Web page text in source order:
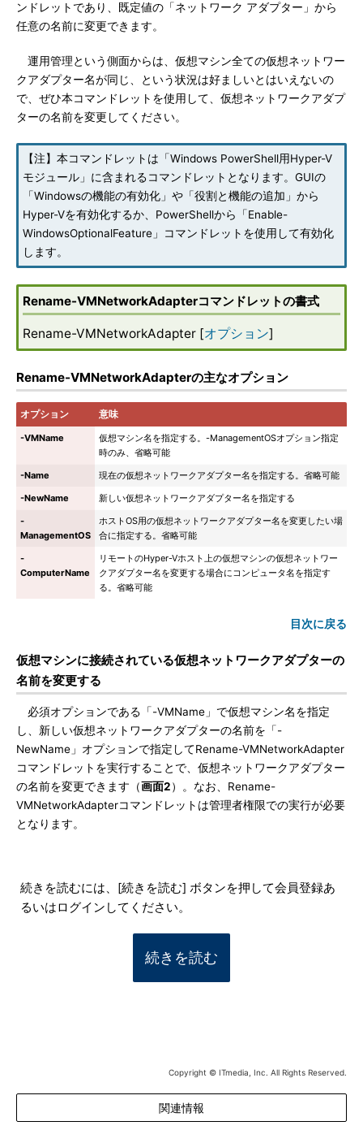
ンドレットであり、既定値の「ネットワーク アダプター」から
任意の名前に変更できます。
運用管理という側面からは、仮想マシン全ての仮想ネットワー
クアダプター名が同じ、という状況は好ましいとはいえないの
で、ぜひ本コマンドレットを使用して、仮想ネットワークアダプ
ターの名前を変更してください。
【注】本コマンドレットは「Windows PowerShell用Hyper-V
モジュール」に含まれるコマンドレットとなります。GUIの
「Windowsの機能の有効化」や「役割と機能の追加」から
Hyper-Vを有効化するか、PowerShellから「Enable-
WindowsOptionalFeature」コマンドレットを使用して有効化
します。
Rename-VMNetworkAdapterコマンドレットの書式
Rename-VMNetworkAdapter [オプション]
Rename-VMNetworkAdapterの主なオプション
オプション 意味
-VMName
仮想マシン名を指定する。-ManagementOSオプション指定
時のみ、省略可能
-Name
現在の仮想ネットワークアダプター名を指定する。省略可能
-NewName
新しい仮想ネットワークアダプター名を指定する
-
ManagementOS
ホストOS用の仮想ネットワークアダプター名を変更したい場
合に指定する。省略可能
-
ComputerName
リモートのHyper-Vホスト上の仮想マシンの仮想ネットワー
クアダプター名を変更する場合にコンピュータ名を指定す
る。省略可能
目次に戻る
仮想マシンに接続されている仮想ネットワークアダプターの
名前を変更する
必須オプションである「-VMName」で仮想マシン名を指定
し、新しい仮想ネットワークアダプターの名前を「-
NewName」オプションで指定してRename-VMNetworkAdapter
コマンドレットを実行することで、仮想ネットワークアダプター
の名前を変更できます（画面2）。なお、Rename-
VMNetworkAdapterコマンドレットは管理者権限での実行が必要
となります。
続きを読むには、[続きを読む] ボタンを押して会員登録あ
るいはログインしてください。
続きを読む
Copyright © ITmedia, Inc. All Rights Reserved.
関連情報